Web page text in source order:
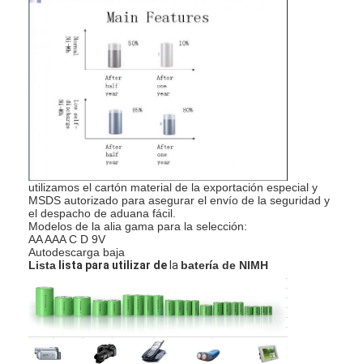
paquetes de baterías de NiMH
Los paquetes de baterías de NiCd
paquetes de batería de ion de litio
batería recargable linterna
Batería de Li Mno2
Batería de Li Socl2
batería de coche híbrido
utilizamos el cartón material de la exportación especial y
MSDS autorizado para asegurar el envío de la seguridad y
el despacho de aduana fácil.
Modelos de la alia gama para la selección:
AA AAA C D 9V
Autodescarga baja
Lista lista para utilizar de la batería de NIMH